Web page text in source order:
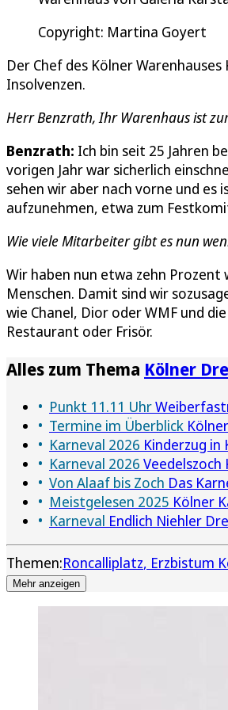
Copyright: Martina Goyert
Der Chef des Kölner
Insolvenzen.
Herr Benzrath, Ihr Warenhaus ist
Benzrath: Ich bin seit 25 Jahren
vorigen Jahr war sicherlich
sehen wir aber nach vorne und es
aufzunehmen, etwa zum
Wie viele Mitarbeiter gibt es nun
Wir haben nun etwa zehn
Menschen. Damit sind wir
wie Chanel, Dior oder WMF und
Restaurant oder Frisör.
Alles zum Thema Kölner
Punkt 11.11 Uhr
Termine im Überblick
Karneval 2026 Kinderzug in
Karneval 2026 Veedelszoch
Von Alaaf bis Zoch Das
Meistgelesen 2025 Kölner
Karneval Endlich Niehler
Themen:Roncalliplatz Erzbistum
Mehr anzeigen